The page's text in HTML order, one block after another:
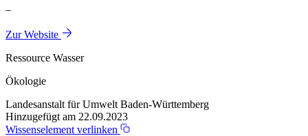
–
Zur Website
Ressource Wasser
Ökologie
Landesanstalt für Umwelt Baden-Württemberg
Hinzugefügt am 22.09.2023
Wissenselement verlinken